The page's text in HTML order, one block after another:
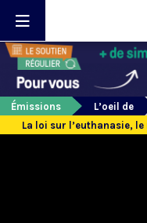
Émissions
L’oeil de
La loi sur l’euthanasie,